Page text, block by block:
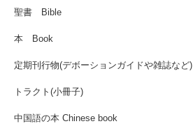
聖書 Bible
本 Book
定期刊行物(デボーションガイドや雑誌など)
トラクト(小冊子)
中国語の本 Chinese book